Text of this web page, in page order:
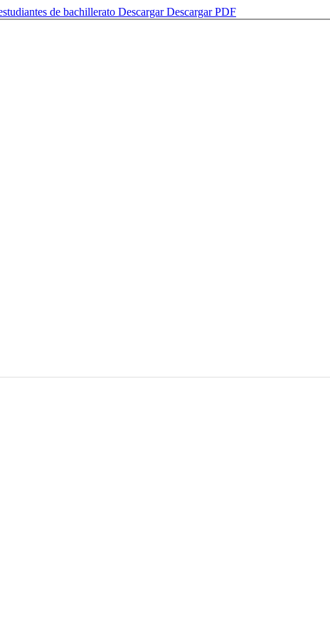
de bachillerato DescargarDescargar PDF